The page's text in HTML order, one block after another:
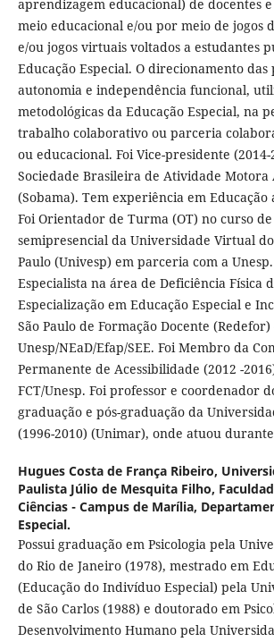
aprendizagem educacional) de docentes
meio educacional e/ou por meio de jogos
e/ou jogos virtuais voltados a estudantes
Educação Especial. O direcionamento das
autonomia e independência funcional,
metodológicas da Educação Especial, na
trabalho colaborativo ou parceria
ou educacional. Foi Vice-presidente (2014-
Sociedade Brasileira de Atividade Motora
(Sobama). Tem experiência em Educação
Foi Orientador de Turma (OT) no curso de
semipresencial da Universidade Virtual
Paulo (Univesp) em parceria com a
Especialista na área de Deficiência Física
Especialização em Educação Especial e
São Paulo de Formação Docente (Redefor)
Unesp/NEaD/Efap/SEE. Foi Membro da
Permanente de Acessibilidade (2012 -
FCT/Unesp. Foi professor e coordenador
graduação e pós-graduação da
(1996-2010) (Unimar), onde atuou
Hugues Costa de França Ribeiro,
Paulista Júlio de Mesquita Filho,
Ciências - Campus de Marília,
Especial.
Possui graduação em Psicologia pela
do Rio de Janeiro (1978), mestrado em
(Educação do Indivíduo Especial) pela
de São Carlos (1988) e doutorado em
Desenvolvimento Humano pela